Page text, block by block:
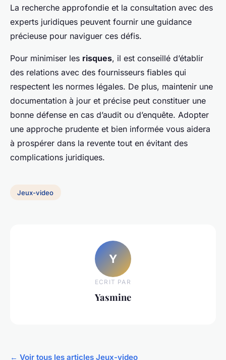
La recherche approfondie et la consultation avec des
experts juridiques peuvent fournir une guidance
précieuse pour naviguer ces défis.
Pour minimiser les risques, il est conseillé d’établir
des relations avec des fournisseurs fiables qui
respectent les normes légales. De plus, maintenir une
documentation à jour et précise peut constituer une
bonne défense en cas d’audit ou d’enquête. Adopter
une approche prudente et bien informée vous aidera
à prospérer dans la revente tout en évitant des
complications juridiques.
Jeux-video
Y
ECRIT PAR
Yasmine
← Voir tous les articles Jeux-video